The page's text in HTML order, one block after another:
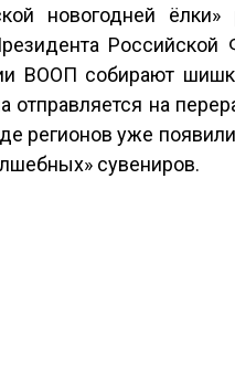
новогодней
Российской
ВООП собирают
отправляется на
регионов уже
сувениров.